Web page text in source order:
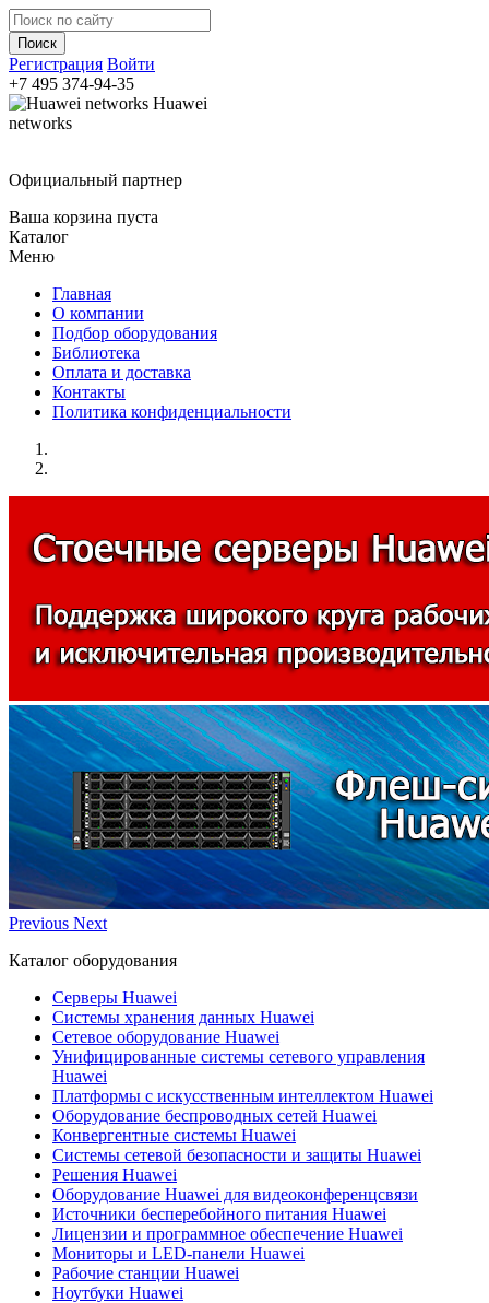
Регистрация Войти
+7 495 374-94-35
Huawei
networks
Официальный партнер
Ваша корзина пуста
Каталог
Меню
Главная
О компании
Подбор оборудования
Библиотека
Оплата и доставка
Контакты
Политика конфиденциальности
Previous Next
Каталог оборудования
Серверы Huawei
Системы хранения данных Huawei
Сетевое оборудование Huawei
Унифицированные системы сетевого управления
Huawei
Платформы с искусственным интеллектом Huawei
Оборудование беспроводных сетей Huawei
Конвергентные системы Huawei
Системы сетевой безопасности и защиты Huawei
Решения Huawei
Оборудование Huawei для видеоконференцсвязи
Источники бесперебойного питания Huawei
Лицензии и программное обеспечение Huawei
Мониторы и LED-панели Huawei
Рабочие станции Huawei
Ноутбуки Huawei